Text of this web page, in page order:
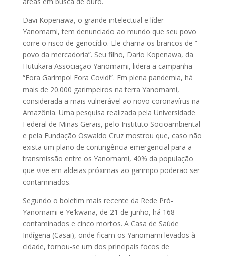
Davi Kopenawa, o grande intelectual e líder
Yanomami, tem denunciado ao mundo que seu povo
corre o risco de genocídio. Ele chama os brancos de ”
povo da mercadoria”. Seu filho, Dario Kopenawa, da
Hutukara Associação Yanomami, lidera a campanha
“Fora Garimpo! Fora Covid!”. Em plena pandemia, há
mais de 20.000 garimpeiros na terra Yanomami,
considerada a mais vulnerável ao novo coronavírus na
Amazônia. Uma pesquisa realizada pela Universidade
Federal de Minas Gerais, pelo Instituto Socioambiental
e pela Fundação Oswaldo Cruz mostrou que, caso não
exista um plano de contingência emergencial para a
transmissão entre os Yanomami, 40% da população
que vive em aldeias próximas ao garimpo poderão ser
contaminados.
Segundo o boletim mais recente da Rede Pró-
Yanomami e Ye’kwana, de 21 de junho, há 168
contaminados e cinco mortos. A Casa de Saúde
Indígena (Casai), onde ficam os Yanomami levados à
cidade, tornou-se um dos principais focos de